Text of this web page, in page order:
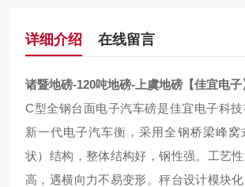
详细介绍 在线留言
诸暨地磅-120吨地磅-上虞地磅【佳宜电子
C型全钢台面电子汽车磅是佳宜电子科
新一代电子汽车衡，采用全钢桥梁峰窝
状）结构，整体结构好，钢性强。工艺
高，遇横向力不易变形。秤台设计模块